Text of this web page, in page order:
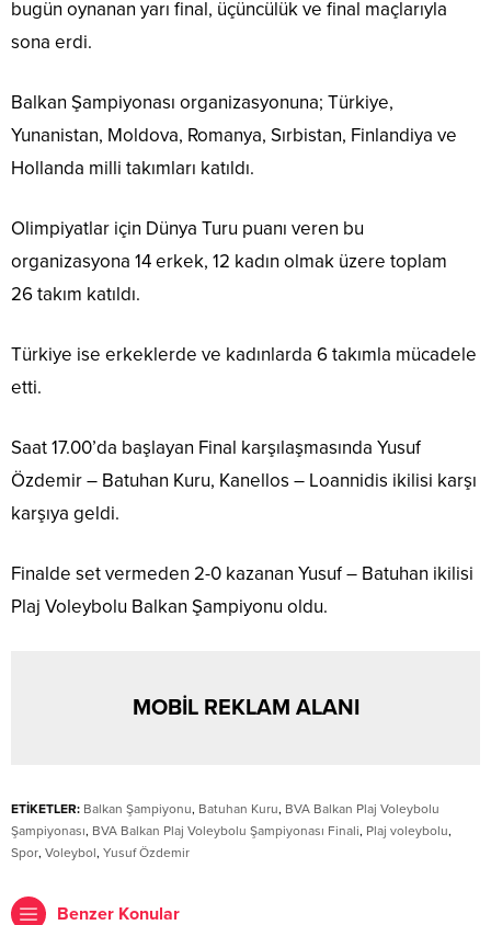
bugün oynanan yarı final, üçüncülük ve final maçlarıyla
sona erdi.
Balkan Şampiyonası organizasyonuna; Türkiye,
Yunanistan, Moldova, Romanya, Sırbistan, Finlandiya ve
Hollanda milli takımları katıldı.
Olimpiyatlar için Dünya Turu puanı veren bu
organizasyona 14 erkek, 12 kadın olmak üzere toplam
26 takım katıldı.
Türkiye ise erkeklerde ve kadınlarda 6 takımla mücadele
etti.
Saat 17.00’da başlayan Final karşılaşmasında Yusuf
Özdemir – Batuhan Kuru, Kanellos – Loannidis ikilisi karşı
karşıya geldi.
Finalde set vermeden 2-0 kazanan Yusuf – Batuhan ikilisi
Plaj Voleybolu Balkan Şampiyonu oldu.
MOBİL REKLAM ALANI
ETİKETLER: Balkan Şampiyonu, Batuhan Kuru, BVA Balkan Plaj Voleybolu
Şampiyonası, BVA Balkan Plaj Voleybolu Şampiyonası Finali, Plaj voleybolu,
Spor, Voleybol, Yusuf Özdemir
Benzer Konular